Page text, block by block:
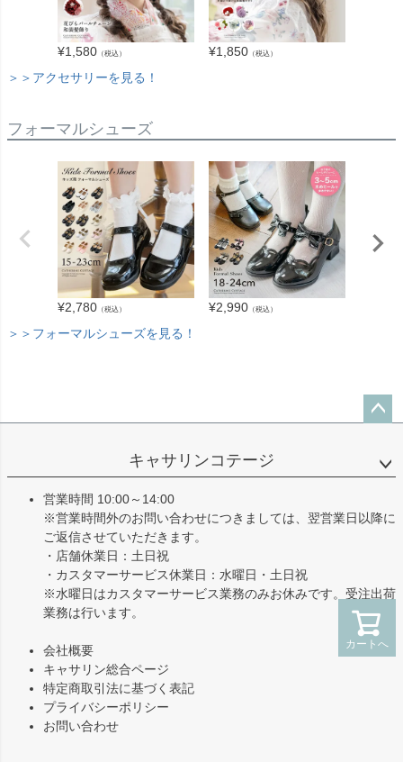
カートへ
¥1,580 （税込） ¥1,850 （税込）
＞＞アクセサリーを見る！
フォーマルシューズ
¥2,780 （税込） ¥2,990 （税込）
＞＞フォーマルシューズを見る！
ップ
キャサリンコテージ
営業時間 10:00～14:00
※営業時間外のお問い合わせにつきましては、翌営業日以降に
ご返信させていただきます。
・店舗休業日：土日祝
・カスタマーサービス休業日：水曜日・土日祝
※水曜日はカスタマーサービス業務のみお休みです。受注出荷
業務は行います。
会社概要
キャサリン総合ページ
特定商取引法に基づく表記
プライバシーポリシー
お問い合わせ